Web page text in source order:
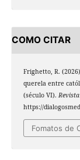
COMO CITAR
Frighetto, R.
querela entre
(século VI).
https://
Fomatos de